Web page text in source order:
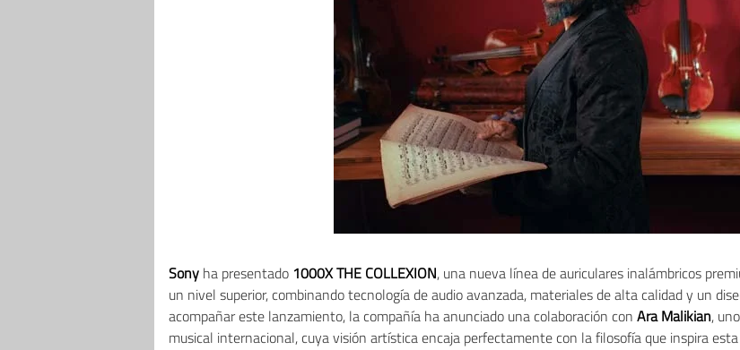
Sony ha presentado 1000X THE COLLEXION, una nueva línea de auriculares inalámbricos
un nivel superior, combinando tecnología de audio avanzada, materiales de alta calidad y un
acompañar este lanzamiento, la compañía ha anunciado una colaboración con Ara Malikian,
musical internacional, cuya visión artística encaja perfectamente con la filosofía que inspira